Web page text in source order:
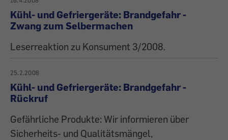
Kühl- und Gefriergeräte: Brandgefahr -
Zwang zum Selbermachen
Leserreaktion zu Konsument 3/2008.
25.2.2008
Kühl- und Gefriergeräte: Brandgefahr -
Rückruf
Gefährliche Produkte: Wir informieren über
Sicherheits- und Qualitätsmängel,